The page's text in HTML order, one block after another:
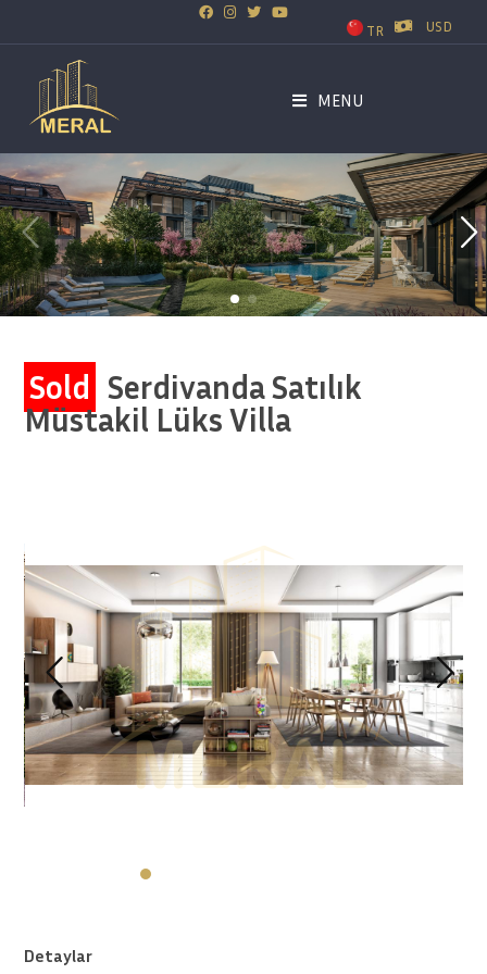
TR USD
MENU
Sold Serdivanda Satılık
Müstakil Lüks Villa
Detaylar